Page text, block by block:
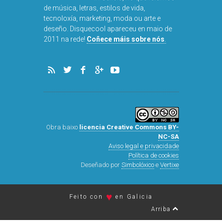
de música, letras, estilos de vida,
tecnoloxía, marketing, moda ou arte e
deseño. Disquecool apareceu en maio de
2011 na rede! Coñece máis sobre nós
Obra baixo licencia Creative Commons BY-
NC-SA
Aviso legal e privacidade
Política de cookies
Deseñado por Simbolóxicoe Vertixe
Feito con ♥ en Galicia
Arriba